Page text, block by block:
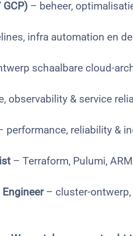
– beheer,
infra automation en
schaalbare cloud-
observability & service
performance, reliability &
– Terraform, Pulumi,
– cluster-